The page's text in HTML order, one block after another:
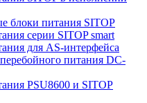
блоки питания SITOP
серии SITOP smart
для AS-интерфейса
питания DC-
PSU8600 и SITOP